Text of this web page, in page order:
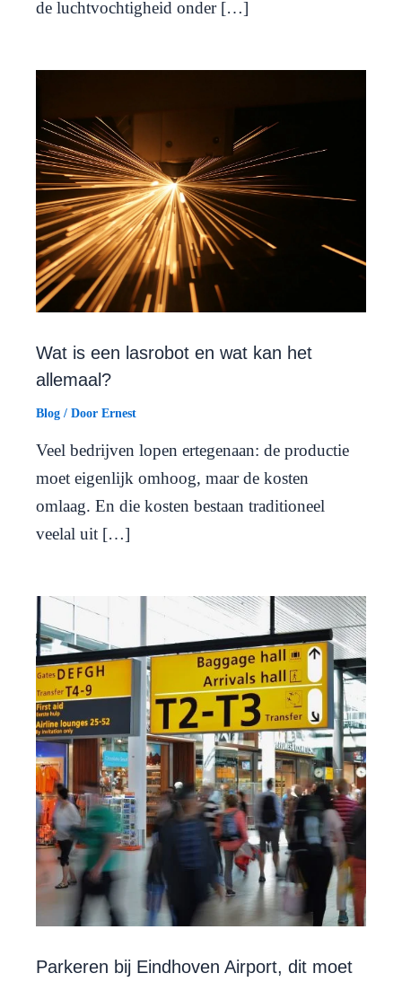
de luchtvochtigheid onder […]
Wat is een lasrobot en wat kan het
allemaal?
Blog / Door Ernest
Veel bedrijven lopen ertegenaan: de productie
moet eigenlijk omhoog, maar de kosten
omlaag. En die kosten bestaan traditioneel
veelal uit […]
Parkeren bij Eindhoven Airport, dit moet